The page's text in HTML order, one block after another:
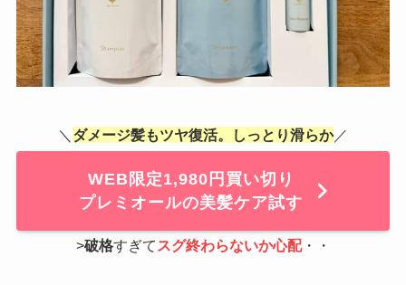
＼ ダメージ髪もツヤ復活。しっとり滑らか／
WEB限定1,980円買い切り
プレミオールの美髪ケア試す
>破格すぎて スグ終わらないか心配・・